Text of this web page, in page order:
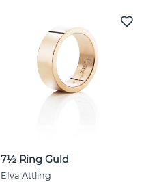
7½ Ring Guld
Efva Attling